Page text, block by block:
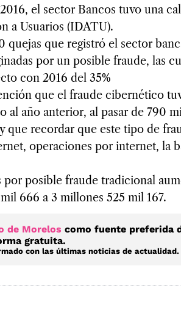
el sector Bancos tuvo una
a Usuarios (IDATU).
quejas que registró el sector
por un posible fraude, las
con 2016 del 35%
que el fraude cibernético
al año anterior, al pasar de 790
que recordar que este tipo de
operaciones por internet, la
por posible fraude tradicional
666 a 3 millones 525 mil 167.
de Morelos como fuente preferida
gratuita.
con las últimas noticias de actualidad.